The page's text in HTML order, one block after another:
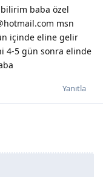
baba özel
msn
içinde eline gelir
4-5 gün sonra elinde
Yanıtla